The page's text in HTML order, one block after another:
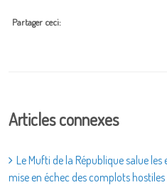
Partager ceci:
Articles connexes
Le Mufti de la République salue
mise en échec des complots